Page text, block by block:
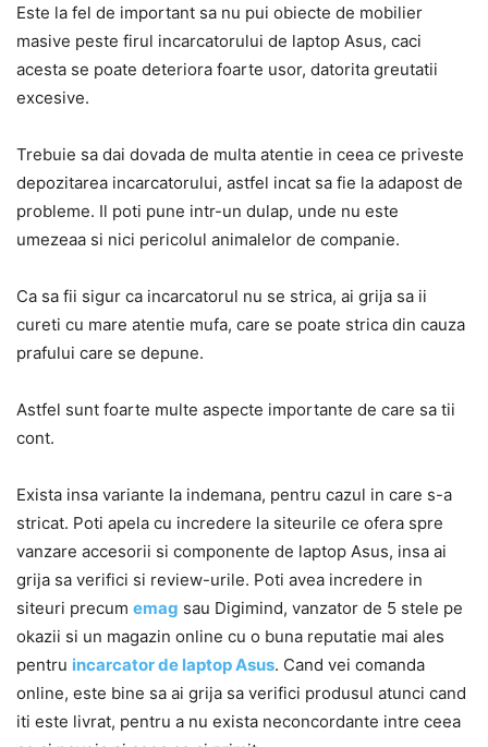
Este la fel de important sa nu pui obiecte de mobilier
masive peste firul incarcatorului de laptop Asus, caci
acesta se poate deteriora foarte usor, datorita greutatii
excesive.
Trebuie sa dai dovada de multa atentie in ceea ce priveste
depozitarea incarcatorului, astfel incat sa fie la adapost de
probleme. Il poti pune intr-un dulap, unde nu este
umezeaa si nici pericolul animalelor de companie.
Ca sa fii sigur ca incarcatorul nu se strica, ai grija sa ii
cureti cu mare atentie mufa, care se poate strica din cauza
prafului care se depune.
Astfel sunt foarte multe aspecte importante de care sa tii
cont.
Exista insa variante la indemana, pentru cazul in care s-a
stricat. Poti apela cu incredere la siteurile ce ofera spre
vanzare accesorii si componente de laptop Asus, insa ai
grija sa verifici si review-urile. Poti avea incredere in
siteuri precum emag sau Digimind, vanzator de 5 stele pe
okazii si un magazin online cu o buna reputatie mai ales
pentru incarcator de laptop Asus. Cand vei comanda
online, este bine sa ai grija sa verifici produsul atunci cand
iti este livrat, pentru a nu exista neconcordante intre ceea